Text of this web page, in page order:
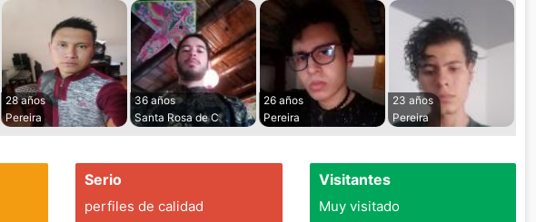
28 años
Pereira
36 años
Santa Rosa de C
26 años
Pereira
23 años
Pereira
Serio
perfiles de calidad
Visitantes
Muy visitado